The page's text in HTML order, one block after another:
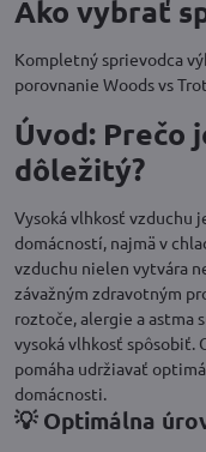
Ako vybrať
Kompletný sprievodca
porovnanie Woods vs
Úvod: Prečo
dôležitý?
Vysoká vlhkosť vzduchu
domácností, najmä v
vzduchu nielen vytvára
závažným zdravotným
roztoče, alergie a astma
vysoká vlhkosť spôsobiť.
pomáha udržiavať
domácnosti.
💡 Optimálna